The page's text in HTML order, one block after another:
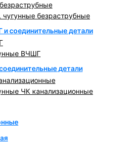
чугунные безраструбные
соединительные детали
ВЧШГ
детали
ЧК канализационные